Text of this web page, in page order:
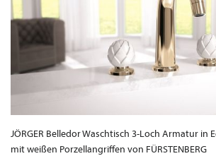
JÖRGER Belledor Waschtisch 3-Loch Armatur in
mit weißen Porzellangriffen von FÜRSTENBERG